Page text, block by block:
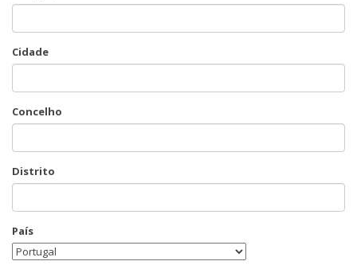
Cidade
Concelho
Distrito
País